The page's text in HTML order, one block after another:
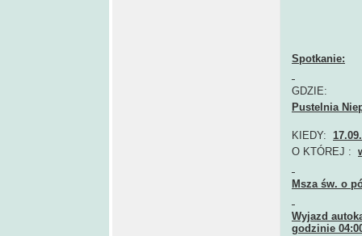
Spotkanie:
GDZIE:
Pustelnia
KIEDY:
O KTÓREJ :
Msza św. o
Wyjazd
godzinie